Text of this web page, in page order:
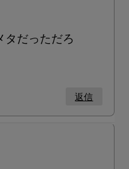
タだっただろ
返信